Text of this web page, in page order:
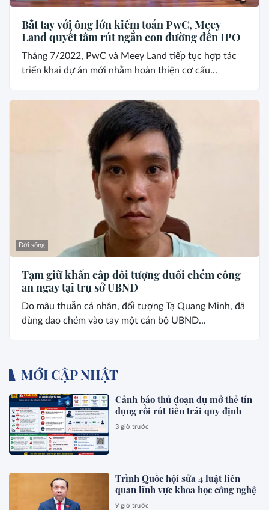
Bắt tay với ông lớn kiểm toán PwC, Meey
Land quyết tâm rút ngắn con đường đến IPO
Tháng 7/2022, PwC và Meey Land tiếp tục hợp tác
triển khai dự án mới nhằm hoàn thiện cơ cấu...
Đời sống
Tạm giữ khẩn cấp đối tượng đuổi chém công
an ngay tại trụ sở UBND
Do mâu thuẫn cá nhân, đối tượng Tạ Quang Minh, đã
dùng dao chém vào tay một cán bộ UBND...
MỚI CẬP NHẬT
Cảnh báo thủ đoạn dụ mở thẻ tín
dụng rồi rút tiền trái quy định
3 giờ trước
Trình Quốc hội sửa 4 luật liên
quan lĩnh vực khoa học công nghệ
9 giờ trước